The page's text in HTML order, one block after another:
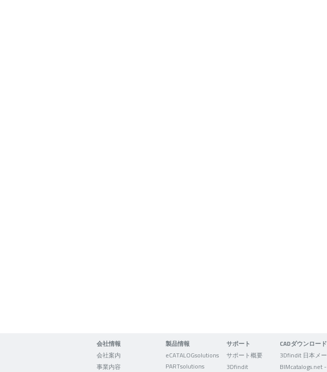
会社情報
会社案内
事業内容
製品情報
eCATALOGsolutions
PARTsolutions
サポート
サポート概要
3Dfindit
CADダウンロード